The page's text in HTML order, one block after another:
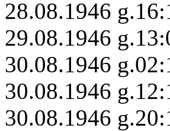
28.08.1946
29.08.1946
30.08.1946
30.08.1946
30.08.1946